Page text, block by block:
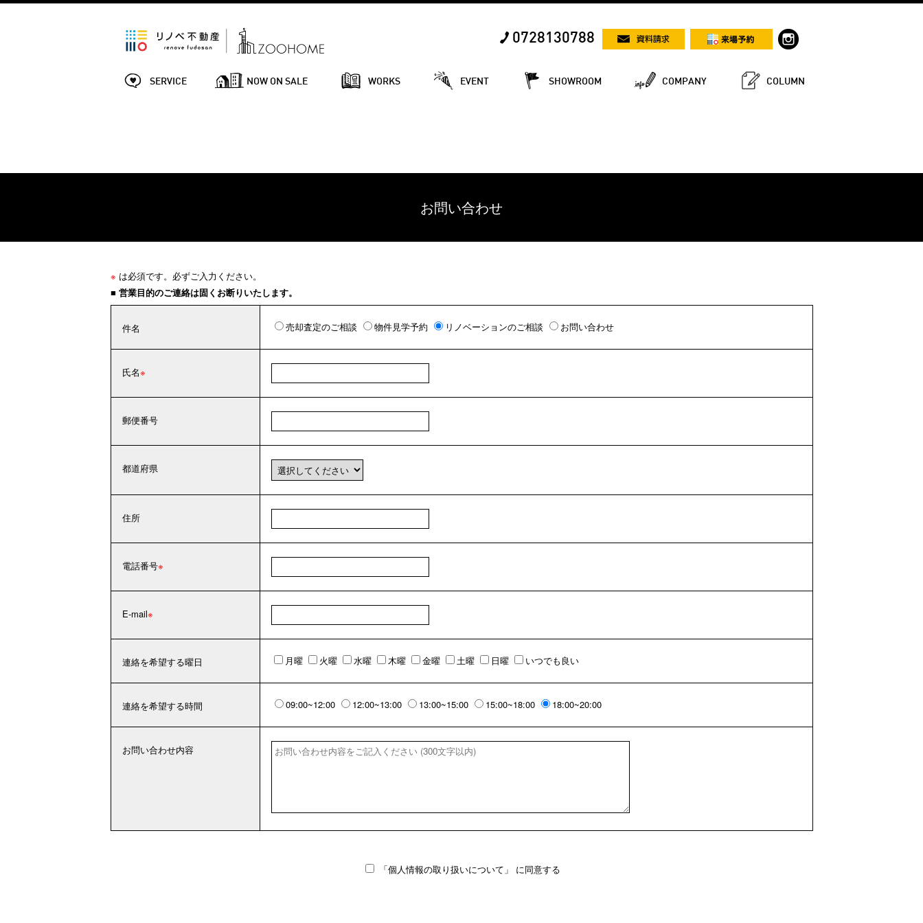
0728130788
SERVICE NOW ON SALE WORKS EVENT SHOWROOM COMPANY COLUMN
お問い合わせ
※ は必須です。必ずご入力ください。
■ 営業目的のご連絡は固くお断りいたします。
件名 売却査定のご相談 物件見学予約 リノベーションのご相談 お問い合わせ
氏名
郵便番号
都道府県
住所
電話番号
E-mail
連絡を希望する曜日 月曜 火曜 水曜 木曜 金曜 土曜 日曜 いつでも良い
連絡を希望する時間 09:00~12:00 12:00~13:00 13:00~15:00 15:00~18:00 18:00~20:00
お問い合わせ内容
「個人情報の取り扱いについて」 に同意する